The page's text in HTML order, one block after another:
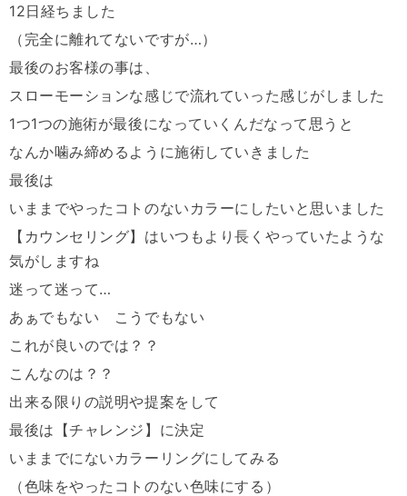
12日経ちました
（完全に離れてないですが…）
最後のお客様の事は、
スローモーションな感じで流れていった感じがしました
1つ1つの施術が最後になっていくんだなって思うと
なんか噛み締めるように施術していきました
最後は
いままでやったコトのないカラーにしたいと思いました
【カウンセリング】はいつもより長くやっていたような
気がしますね
迷って迷って…
あぁでもない こうでもない
これが良いのでは？？
こんなのは？？
出来る限りの説明や提案をして
最後は【チャレンジ】に決定
いままでにないカラーリングにしてみる
（色味をやったコトのない色味にする）